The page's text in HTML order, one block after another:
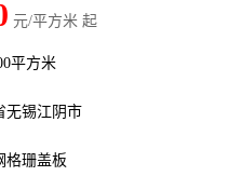
元/平方米 起
平方米
无锡江阴市
格珊盖板